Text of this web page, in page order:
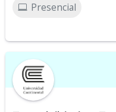
Presencial